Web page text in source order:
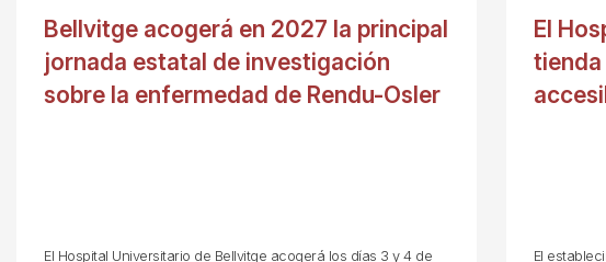
Bellvitge acogerá en 2027 la principal
jornada estatal de investigación
sobre la enfermedad de Rendu-Osler
El Hospital Universitario de Bellvitge acogerá los días 3 y 4 de
El
tienda
El